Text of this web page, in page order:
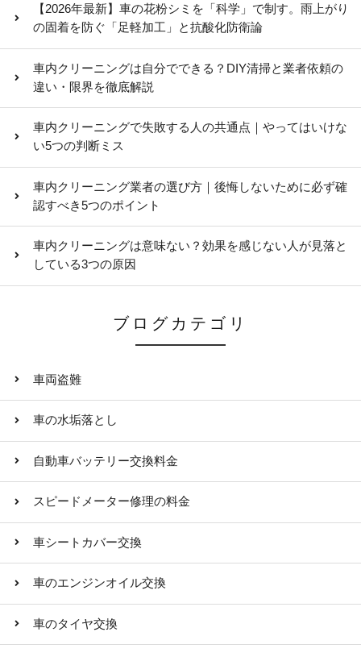
【2026年最新】車の花粉シミを「科学」で制す。雨上がり
の固着を防ぐ「足軽加工」と抗酸化防衛論
車内クリーニングは自分でできる？DIY清掃と業者依頼の
違い・限界を徹底解説
車内クリーニングで失敗する人の共通点｜やってはいけな
い5つの判断ミス
車内クリーニング業者の選び方｜後悔しないために必ず確
認すべき5つのポイント
車内クリーニングは意味ない？効果を感じない人が見落と
している3つの原因
ブログカテゴリ
車両盗難
車の水垢落とし
自動車バッテリー交換料金
スピードメーター修理の料金
車シートカバー交換
車のエンジンオイル交換
車のタイヤ交換